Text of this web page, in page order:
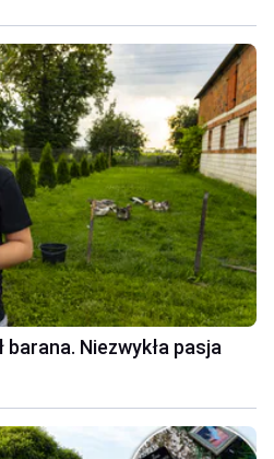
Niezwykła pasja